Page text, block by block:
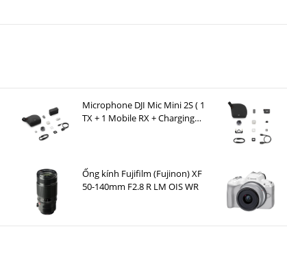
Microphone DJI Mic Mini 2S ( 1
TX + 1 Mobile RX + Charging
Ống kính Fujifilm (Fujinon) XF
50-140mm F2.8 R LM OIS WR